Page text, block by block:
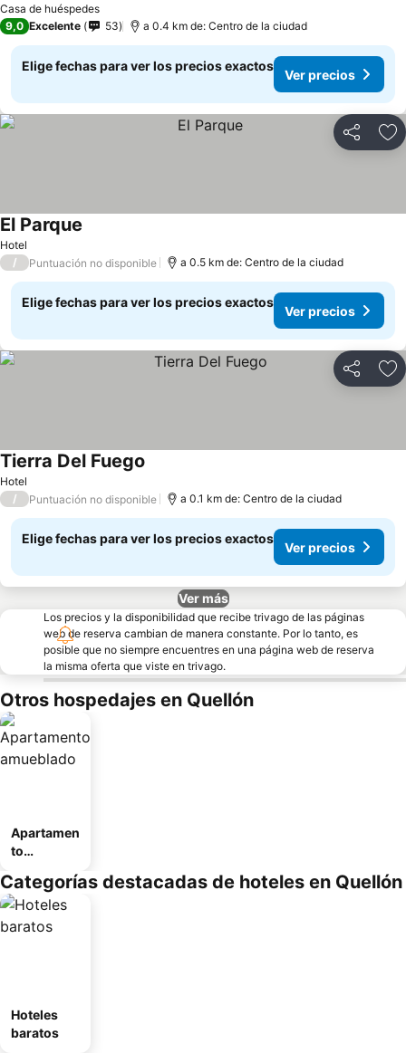
Casa de huéspedes
9,0 Excelente 53 a 0.4 km de: Centro de la ciudad
Elige fechas para ver los precios exactos
Ver precios
Compartir
Hotel
El Parque
/ Puntuación no disponible a 0.5 km de: Centro de la ciudad
Elige fechas para ver los precios exactos
Ver precios
Compartir
Hotel
Tierra Del Fuego
/ Puntuación no disponible a 0.1 km de: Centro de la ciudad
Elige fechas para ver los precios exactos
Ver precios
Ver más
Los precios y la disponibilidad que recibe trivago de las páginas
web de reserva cambian de manera constante. Por lo tanto, es
posible que no siempre encuentres en una página web de reserva
la misma oferta que viste en trivago.
Otros hospedajes en Quellón
Apartamen
to
o
Categorías destacadas de hoteles en Quellón
Hoteles
baratos